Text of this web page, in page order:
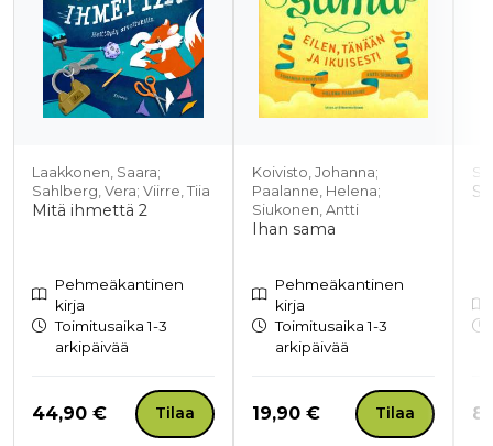
Laakkonen, Saara;
Sahlberg, Vera; Viirre, Tiia
Mitä ihmettä 2
Pehmeäkantinen
kirja
Toimitusaika 1-3
arkipäivää
Hinta nyt
44,90 € Tilaa
Koivisto, Johanna;
Paalanne, Helena;
Siukonen, Antti
Ihan sama
Pehmeäkantinen
kirja
Toimitusaika 1-3
arkipäivää
Hinta nyt
19,90 € Tilaa